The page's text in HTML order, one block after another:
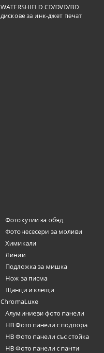
WATERSHIELD CD/DVD/BD
дискове за инк-джет печат
Фотокутии за обяд
Фотонесесери за моливи
Химикали
Линии
Подложка за мишка
Нож за писма
Щанци и клещи
ChromaLuxe
Алуминиеви фото панели
HB Фото панели с подпора
HB Фото панели със стойка
HB Фото панели с панти